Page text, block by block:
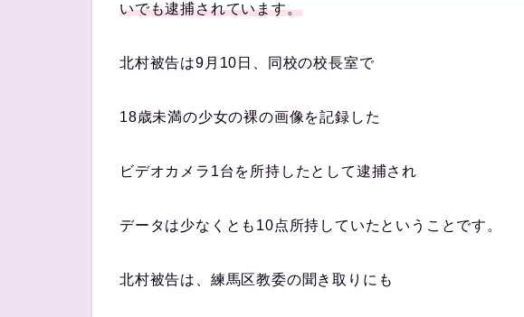
いでも逮捕されています。
北村被告は9月10日、同校の校長室で
18歳未満の少女の裸の画像を記録した
ビデオカメラ1台を所持したとして逮捕され
データは少なくとも10点所持していたということです。
北村被告は、練馬区教委の聞き取りにも